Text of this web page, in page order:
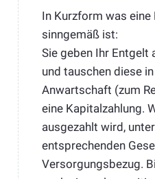
In Kurzform was
sinngemäß ist:
Sie geben Ihr Entgelt
und tauschen diese
Anwartschaft (zum
eine Kapitalzahlung.
ausgezahlt wird,
entsprechenden
Versorgungsbezug.